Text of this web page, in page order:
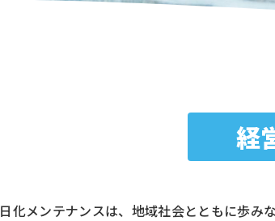
経
日化メンテナンスは、地域社会とともに歩み